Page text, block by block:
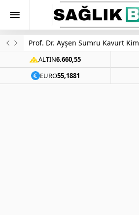
Prof. Dr. Ayşen Sumru Kavurt
ALTIN6.660,55
EURO55,1881